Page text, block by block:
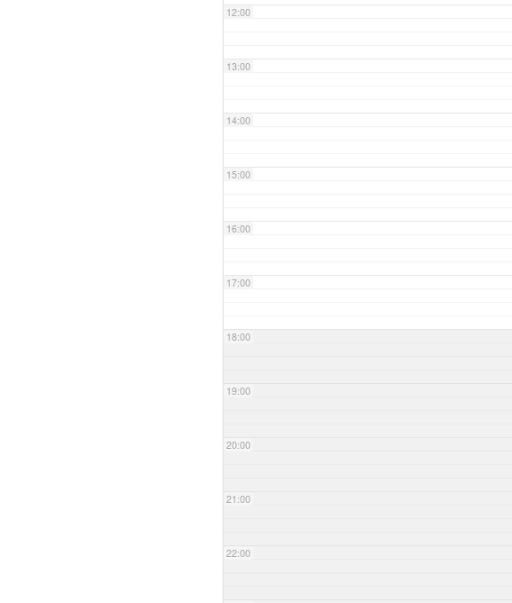
12:00
13:00
14:00
15:00
16:00
17:00
18:00
19:00
20:00
21:00
22:00